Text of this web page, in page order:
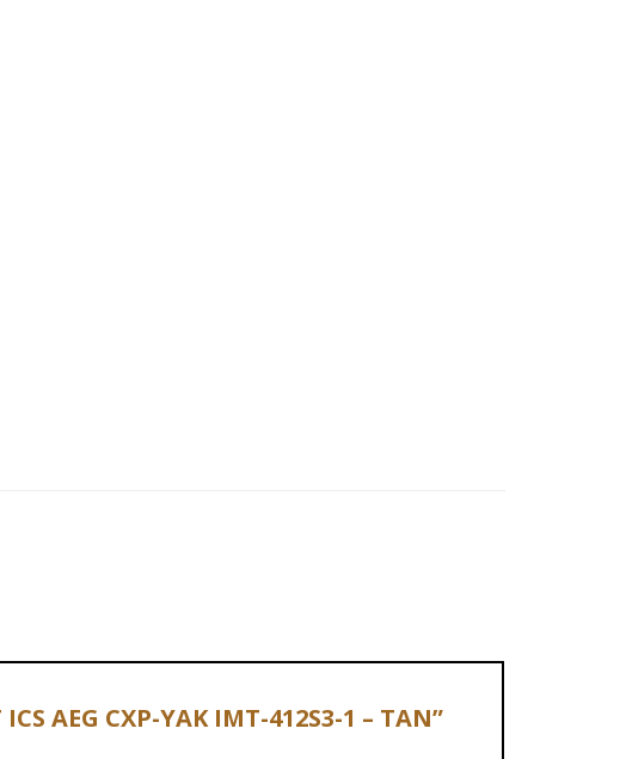
AEG CXP-YAK IMT-412S3-1 – TAN”